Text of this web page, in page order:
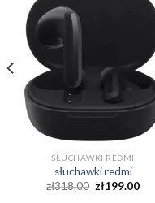
SŁUCHAWKI REDMI
słuchawki redmi
zł318.00 zł199.00